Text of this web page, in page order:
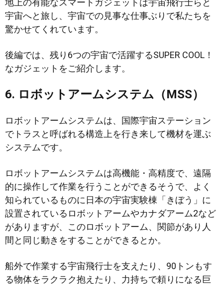
宇宙へと旅し、宇宙での見事な仕事ぶりで私たちを
驚かせてくれています。
後編では、残り6つの宇宙で活躍するSUPER COOL！
なガジェットをご紹介します。
6. ロボットアームシステム（MSS）
ロボットアームシステムは、国際宇宙ステーション
でトラスと呼ばれる構造上を行き来して機材を運ぶ
システムです。
ロボットアームシステムは高機能・高精度で、遠隔
的に操作して作業を行うことができるそうで、よく
知られているものに日本の宇宙実験棟「きぼう」に
設置されているロボットアームやカナダアーム2など
がありますが、このロボットアーム、関節があり人
間と同じ動きをすることができるとか。
船外で作業する宇宙飛行士を支えたり、90トンもす
る物体をラクラク抱えたり、力持ちで頼りになる巨